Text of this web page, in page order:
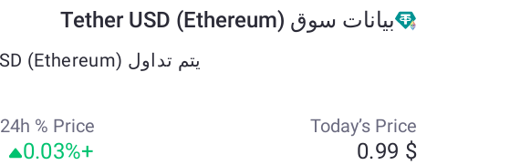
بيانات سوق Tether USD (Ethereum)
يتم تداول Tether USD (Ethereum) حاليًا بحوالي $0.99 وقد تغير بنسبة +0.03% خلال الأيام السبعة الماضية.
Today’s Price
$ 0.99
24h % Price
+0.03%